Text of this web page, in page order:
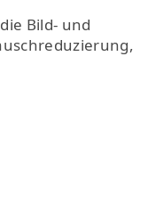
Bild- und